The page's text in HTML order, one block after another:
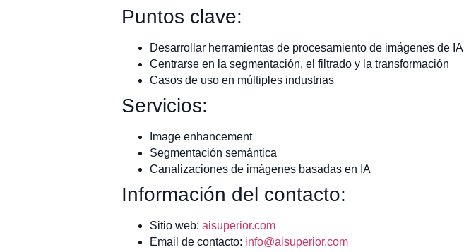
Puntos clave:
Desarrollar herramientas de procesamiento de imágenes de IA
Centrarse en la segmentación, el filtrado y la transformación
Casos de uso en múltiples industrias
Servicios:
Image enhancement
Segmentación semántica
Canalizaciones de imágenes basadas en IA
Información del contacto:
Sitio web: aisuperior.com
Email de contacto: info@aisuperior.com